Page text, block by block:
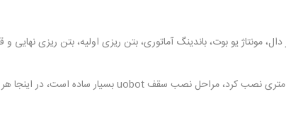
مونتاژ یو بوت، باندینگ آماتوری، بتن ریزی اولیه، بتن ریزی نهایی